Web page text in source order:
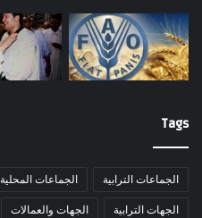
Tags
الجماعات الترابية الجماعات المحلية
الجهات الترابية الجهات والعمالات